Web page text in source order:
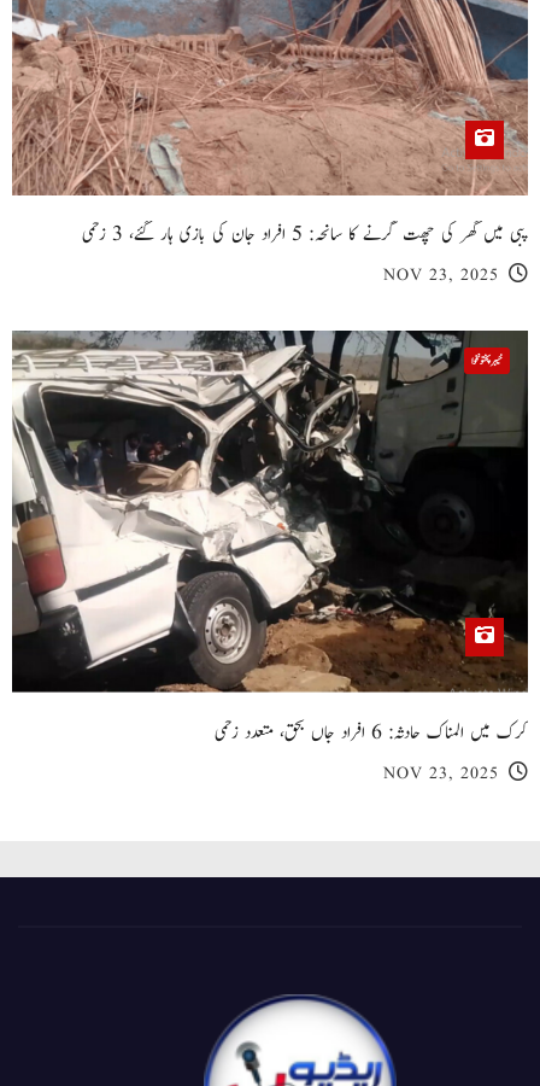
پبی میں گھر کی چھت گرنے کا سانحہ: 5 افراد جان کی بازی ہار گئے، 3 زخمی
NOV 23, 2025
خیبر پختونخوا
کرک میں المناک حادثہ: 6 افراد جاں بحق، متعدد زخمی
NOV 23, 2025